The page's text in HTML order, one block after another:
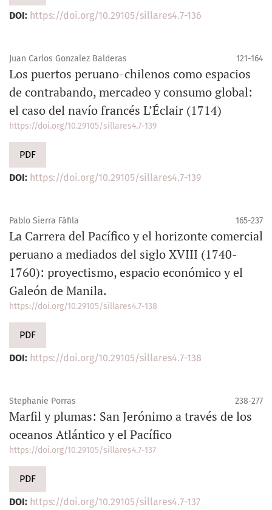
DOI: https://doi.org/10.29105/sillares4.7-136
Juan Carlos Gonzalez Balderas 121-164
Los puertos peruano-chilenos como espacios
de contrabando, mercadeo y consumo global:
el caso del navío francés L’Éclair (1714)
https://doi.org/10.29105/sillares4.7-139
PDF
DOI: https://doi.org/10.29105/sillares4.7-139
Pablo Sierra Fáfila 165-237
La Carrera del Pacífico y el horizonte comercial
peruano a mediados del siglo XVIII (1740-
1760): proyectismo, espacio económico y el
Galeón de Manila.
https://doi.org/10.29105/sillares4.7-138
PDF
DOI: https://doi.org/10.29105/sillares4.7-138
Stephanie Porras 238-277
Marfil y plumas: San Jerónimo a través de los
oceanos Atlántico y el Pacífico
https://doi.org/10.29105/sillares4.7-137
PDF
DOI: https://doi.org/10.29105/sillares4.7-137